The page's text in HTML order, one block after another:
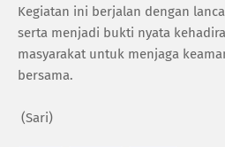
Kegiatan ini berjalan dengan
serta menjadi bukti nyata
masyarakat untuk menjaga
bersama.
(Sari)